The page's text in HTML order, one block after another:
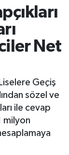
Net
Geçiş
sözel ve
ile cevap
milyon